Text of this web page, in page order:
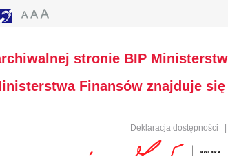
stronie BIP
Finansów znajduje
Deklaracja dostępności